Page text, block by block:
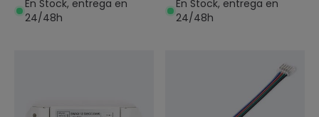
En Stock, entrega en
24/48h
En Stock, entrega en
24/48h